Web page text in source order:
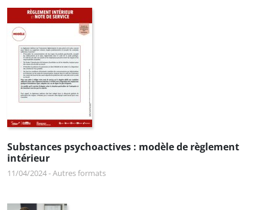
Substances psychoactives : modèle de règlement
intérieur
11/04/2024-Autres formats